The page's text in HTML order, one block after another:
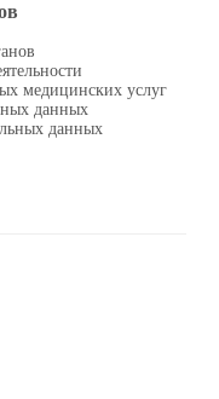
медицинских услуг
данных
данных